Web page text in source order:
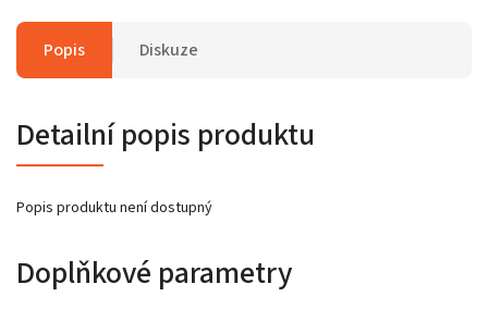
Popis Diskuze
Detailní popis produktu
Popis produktu není dostupný
Doplňkové parametry